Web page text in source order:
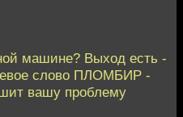
машине? Выход есть -
слово ПЛОМБИР -
вашу проблему